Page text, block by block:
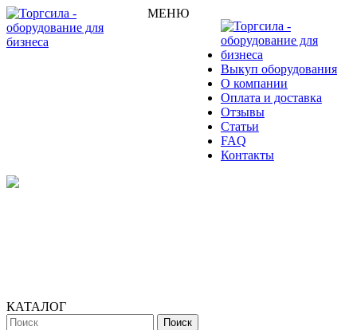
МЕНЮ
Выкуп оборудования
О компании
Оплата и доставка
Отзывы
Статьи
FAQ
Контакты
КАТАЛОГ
Поиск